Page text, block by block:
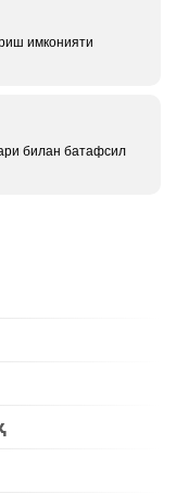
имконияти
билан батафсил